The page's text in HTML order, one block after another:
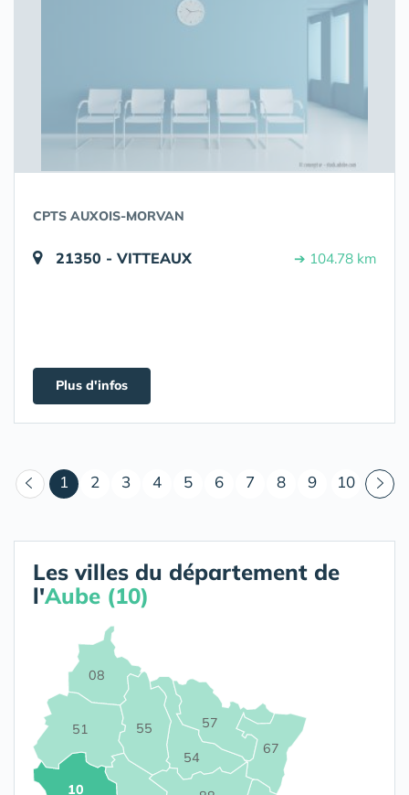
CPTS AUXOIS-MORVAN
21350 - VITTEAUX ➔ 104.78 km
Plus d'infos
1 (courant)
2 3 4 5 6 7 8 9 10
Les villes du département de
l'Aube (10)
08
10
51
54
55 57
67